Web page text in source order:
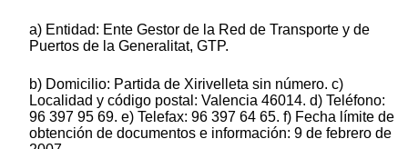
a) Entidad: Ente Gestor de la Red de Transporte y de
Puertos de la Generalitat, GTP.
b) Domicilio: Partida de Xirivelleta sin número. c)
Localidad y código postal: Valencia 46014. d) Teléfono:
96 397 95 69. e) Telefax: 96 397 64 65. f) Fecha límite de
obtención de documentos e información: 9 de febrero de